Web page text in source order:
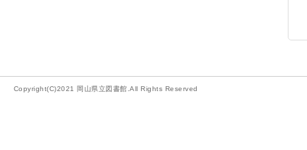
Copyright(C)2021 岡山県立図書館.All Rights Reserved